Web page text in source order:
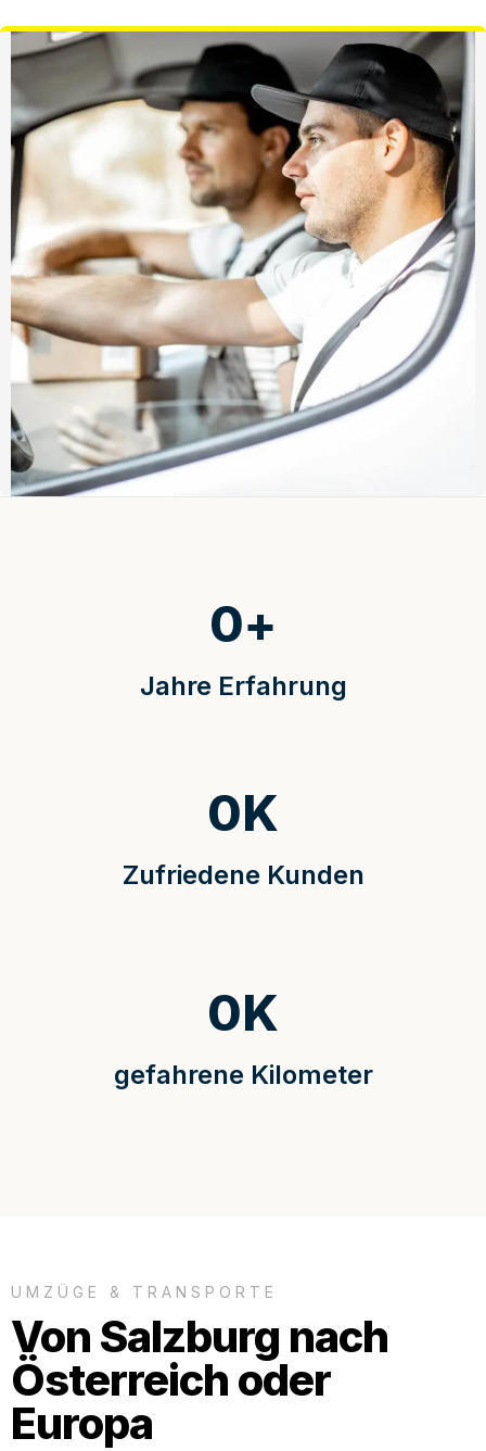
Jahre Erfahrung
0+
Zufriedene Kunden
0K
gefahrene Kilometer
0K
UMZÜGE & TRANSPORTE
Von Salzburg nach
Österreich oder
Europa